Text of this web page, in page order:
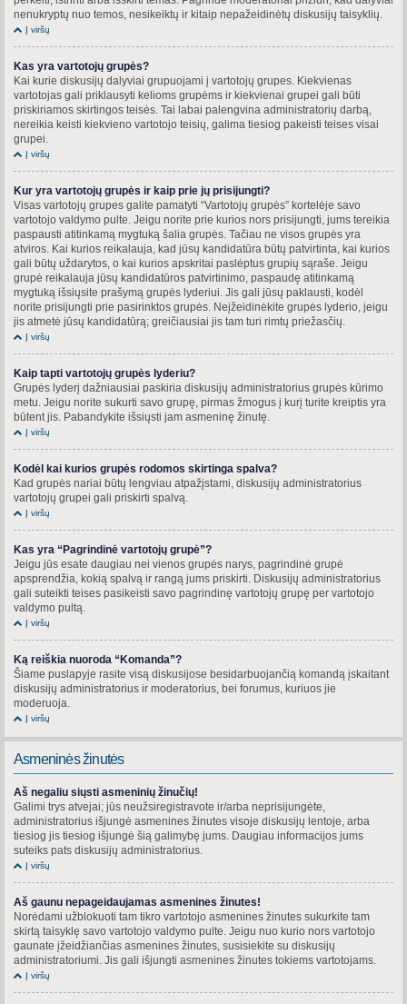
nenukryptų nuo temos, nesikeiktų ir kitaip nepažeidinėtų diskusijų taisyklių.
Į viršų
Kas yra vartotojų grupės?
Kai kurie diskusijų dalyviai grupuojami į vartotojų grupes. Kiekvienas
vartotojas gali priklausyti kelioms grupėms ir kiekvienai grupei gali būti
priskiriamos skirtingos teisės. Tai labai palengvina administratorių darbą,
nereikia keisti kiekvieno vartotojo teisių, galima tiesiog pakeisti teises visai
grupei.
Į viršų
Kur yra vartotojų grupės ir kaip prie jų prisijungti?
Visas vartotojų grupes galite pamatyti “Vartotojų grupės” kortelėje savo
vartotojo valdymo pulte. Jeigu norite prie kurios nors prisijungti, jums tereikia
paspausti atitinkamą mygtuką šalia grupės. Tačiau ne visos grupės yra
atviros. Kai kurios reikalauja, kad jūsų kandidatūra būtų patvirtinta, kai kurios
gali būtų uždarytos, o kai kurios apskritai paslėptus grupių sąraše. Jeigu
grupė reikalauja jūsų kandidatūros patvirtinimo, paspaudę atitinkamą
mygtuką išsiųsite prašymą grupės lyderiui. Jis gali jūsų paklausti, kodėl
norite prisijungti prie pasirinktos grupės. Neįžeidinėkite grupės lyderio, jeigu
jis atmetė jūsų kandidatūrą; greičiausiai jis tam turi rimtų priežasčių.
Į viršų
Kaip tapti vartotojų grupės lyderiu?
Grupės lyderį dažniausiai paskiria diskusijų administratorius grupės kūrimo
metu. Jeigu norite sukurti savo grupę, pirmas žmogus į kurį turite kreiptis yra
būtent jis. Pabandykite išsiųsti jam asmeninę žinutę.
Į viršų
Kodėl kai kurios grupės rodomos skirtinga spalva?
Kad grupės nariai būtų lengviau atpažįstami, diskusijų administratorius
vartotojų grupei gali priskirti spalvą.
Į viršų
Kas yra “Pagrindinė vartotojų grupė”?
Jeigu jūs esate daugiau nei vienos grupės narys, pagrindinė grupė
apsprendžia, kokią spalvą ir rangą jums priskirti. Diskusijų administratorius
gali suteikti teises pasikeisti savo pagrindinę vartotojų grupę per vartotojo
valdymo pultą.
Į viršų
Ką reiškia nuoroda “Komanda”?
Šiame puslapyje rasite visą diskusijose besidarbuojančią komandą įskaitant
diskusijų administratorius ir moderatorius, bei forumus, kuriuos jie
moderuoja.
Į viršų
Asmeninės žinutės
Aš negaliu siųsti asmeninių žinučių!
Galimi trys atvejai; jūs neužsiregistravote ir/arba neprisijungėte,
administratorius išjungė asmenines žinutes visoje diskusijų lentoje, arba
tiesiog jis tiesiog išjungė šią galimybę jums. Daugiau informacijos jums
suteiks pats diskusijų administratorius.
Į viršų
Aš gaunu nepageidaujamas asmenines žinutes!
Norėdami užblokuoti tam tikro vartotojo asmenines žinutes sukurkite tam
skirtą taisyklę savo vartotojo valdymo pulte. Jeigu nuo kurio nors vartotojo
gaunate įžeidžiančias asmenines žinutes, susisiekite su diskusijų
administratoriumi. Jis gali išjungti asmenines žinutes tokiems vartotojams.
Į viršų